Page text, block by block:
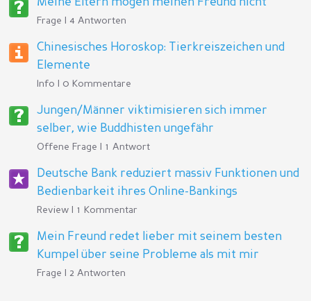
Meine Eltern mögen meinen Freund nicht
Frage | 4 Antworten
Chinesisches Horoskop: Tierkreiszeichen und
Elemente
Info | 0 Kommentare
Jungen/Männer viktimisieren sich immer
selber, wie Buddhisten ungefähr
Offene Frage | 1 Antwort
Deutsche Bank reduziert massiv Funktionen und
Bedienbarkeit ihres Online-Bankings
Review | 1 Kommentar
Mein Freund redet lieber mit seinem besten
Kumpel über seine Probleme als mit mir
Frage | 2 Antworten